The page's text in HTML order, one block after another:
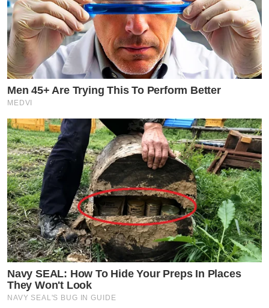
Men 45+ Are Trying This To Perform Better
MEDVI
Navy SEAL: How To Hide Your Preps In Places
They Won't Look
NAVY SEAL'S BUG IN GUIDE